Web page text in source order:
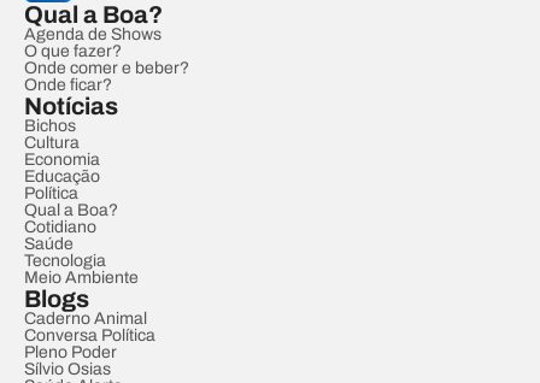
Qual a Boa?
Agenda de Shows
O que fazer?
Onde comer e beber?
Onde ficar?
Notícias
Bichos
Cultura
Economia
Educação
Política
Qual a Boa?
Cotidiano
Saúde
Tecnologia
Meio Ambiente
Blogs
Caderno Animal
Conversa Política
Pleno Poder
Sílvio Osias